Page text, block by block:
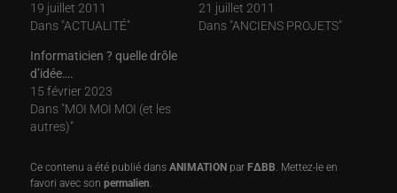
19 juillet 2011
Dans "ACTUALITÉ"
21 juillet 2011
Dans "ANCIENS PROJETS"
Informaticien ? quelle drôle
d’idée….
15 février 2023
Dans "MOI MOI MOI (et les
autres)"
Ce contenu a été publié dansANIMATION par F∆BB. Mettez-le en
favori avec sonpermalien.